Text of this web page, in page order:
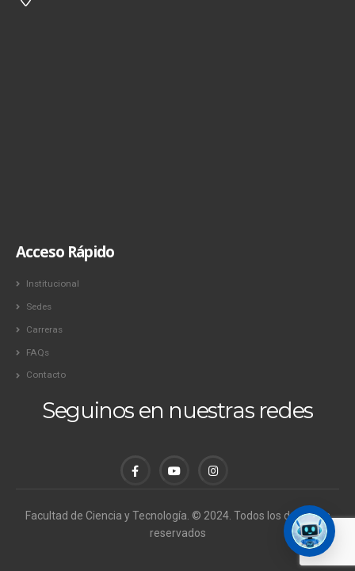
Acceso Rápido
Institucional
Sedes
Carreras
FAQs
Contacto
Seguinos en nuestras redes
Facultad de Ciencia y Tecnología. © 2024. Todos los derechos
reservados